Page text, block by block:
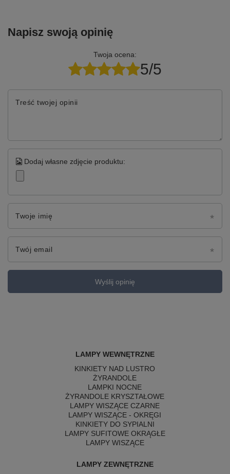
Napisz swoją opinię
Twoja ocena:
5/5
Treść twojej opinii
Dodaj własne zdjęcie produktu:
Twoje imię
Twój email
Wyślij opinię
LAMPY WEWNĘTRZNE
KINKIETY NAD LUSTRO
ŻYRANDOLE
LAMPKI NOCNE
ŻYRANDOLE KRYSZTAŁOWE
LAMPY WISZĄCE CZARNE
LAMPY WISZĄCE - OKRĘGI
KINKIETY DO SYPIALNI
LAMPY SUFITOWE OKRĄGŁE
LAMPY WISZĄCE
LAMPY ZEWNĘTRZNE